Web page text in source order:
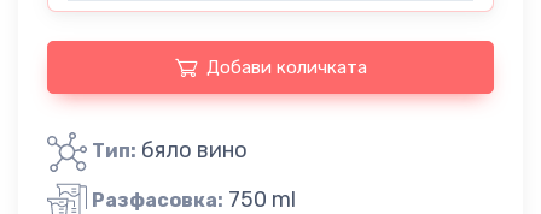
Добави количката
Тип: бяло вино
Разфасовка: 750 ml